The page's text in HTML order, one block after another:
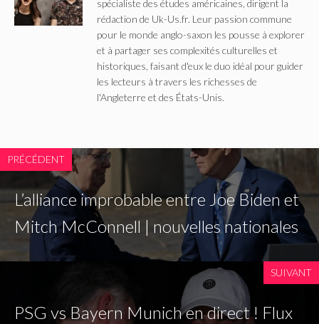
spécialiste des études américaines, dirigent la
rédaction de Uk-Us.fr. Leur passion commune
pour le monde anglo-saxon les pousse à explorer
et à partager ses complexités culturelles et
historiques, faisant d'eux le duo idéal pour guider
les lecteurs à travers les richesses de
l'Angleterre et des États-Unis.
PRÉCÉDENT
L’alliance improbable entre Joe Biden et
Mitch McConnell | nouvelles nationales
SUIVANT
PSG vs Bayern Munich en direct ! Flux